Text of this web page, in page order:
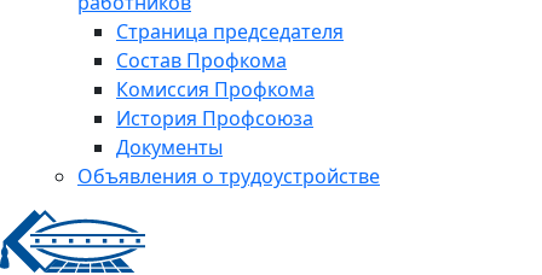
Страница председателя
Состав Профкома
Комиссия Профкома
История Профсоюза
Документы
Объявления о трудоустройстве